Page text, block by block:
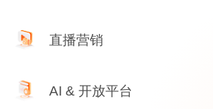
映目打通直播全链路电商能力，让"
直播营销
映目直播把互动工具与裂变增长机制深
AI & 开放平台